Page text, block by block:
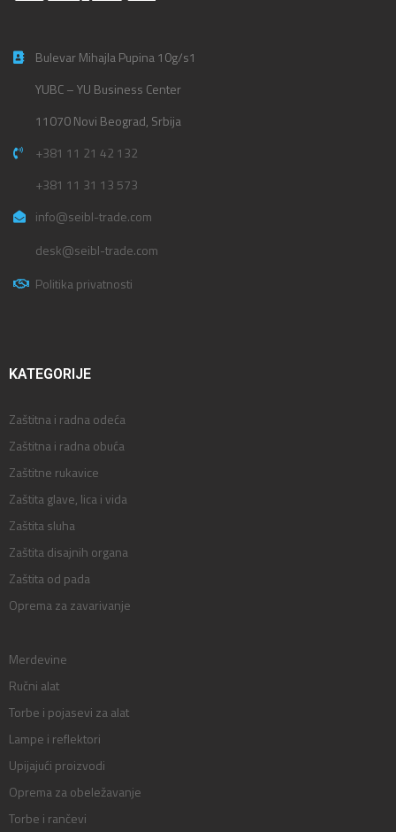
Bulevar Mihajla Pupina 10g/s1
YUBC – YU Business Center
11070 Novi Beograd, Srbija
+381 11 21 42 132
+381 11 31 13 573
info@seibl-trade.com
desk@seibl-trade.com
Politika privatnosti
KATEGORIJE
Zaštitna i radna odeća
Zaštitna i radna obuća
Zaštitne rukavice
Zaštita glave, lica i vida
Zaštita sluha
Zaštita disajnih organa
Zaštita od pada
Oprema za zavarivanje
Merdevine
Ručni alat
Torbe i pojasevi za alat
Lampe i reflektori
Upijajući proizvodi
Oprema za obeležavanje
Torbe i rančevi